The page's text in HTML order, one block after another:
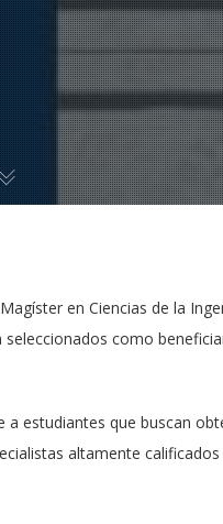
en Ciencias de la
como
estudiantes que buscan
altamente